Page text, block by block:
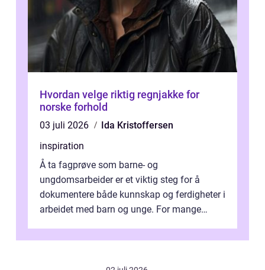
Hvordan velge riktig regnjakke for
norske forhold
03 juli 2026
Ida Kristoffersen
inspiration
Å ta fagprøve som barne- og
ungdomsarbeider er et viktig steg for å
dokumentere både kunnskap og ferdigheter i
arbeidet med barn og unge. For mange